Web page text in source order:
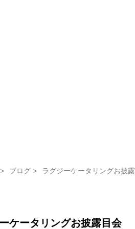
ブログ ラグジーケータリングお披
ケータリングお披露目会